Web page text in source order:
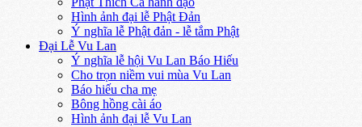
Hình ảnh đại lễ Phật Đản
Ý nghĩa lễ Phật đản - lễ tắm Phật
Đại Lễ Vu Lan
Ý nghĩa lễ hội Vu Lan Báo Hiếu
Cho trọn niềm vui mùa Vu Lan
Báo hiếu cha mẹ
Bông hồng cài áo
Hình ảnh đại lễ Vu Lan